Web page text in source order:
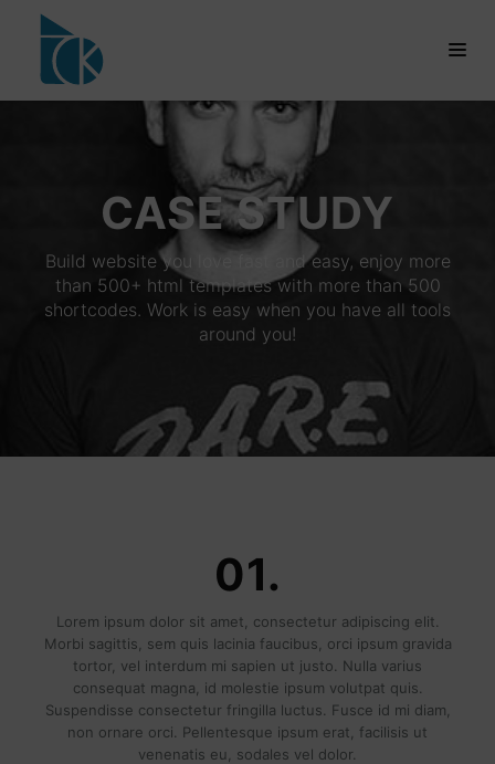
CASE STUDY
Build website you love fast and easy, enjoy more
than 500+ html templates with more than 500
shortcodes. Work is easy when you have all tools
around you!
01.
Lorem ipsum dolor sit amet, consectetur adipiscing elit.
Morbi sagittis, sem quis lacinia faucibus, orci ipsum gravida
tortor, vel interdum mi sapien ut justo. Nulla varius
consequat magna, id molestie ipsum volutpat quis.
Suspendisse consectetur fringilla luctus. Fusce id mi diam,
non ornare orci. Pellentesque ipsum erat, facilisis ut
venenatis eu, sodales vel dolor.